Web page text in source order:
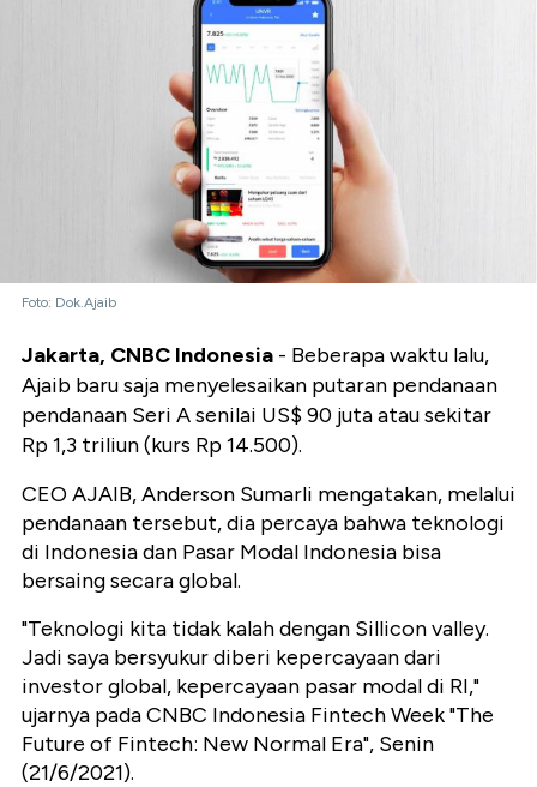
Foto: Dok.Ajaib
Jakarta, CNBC Indonesia - Beberapa waktu lalu,
Ajaib baru saja menyelesaikan putaran pendanaan
pendanaan Seri A senilai US$ 90 juta atau sekitar
Rp 1,3 triliun (kurs Rp 14.500).
CEO AJAIB, Anderson Sumarli mengatakan, melalui
pendanaan tersebut, dia percaya bahwa teknologi
di Indonesia dan Pasar Modal Indonesia bisa
bersaing secara global.
"Teknologi kita tidak kalah dengan Sillicon valley.
Jadi saya bersyukur diberi kepercayaan dari
investor global, kepercayaan pasar modal di RI,"
ujarnya pada CNBC Indonesia Fintech Week "The
Future of Fintech: New Normal Era", Senin
(21/6/2021).